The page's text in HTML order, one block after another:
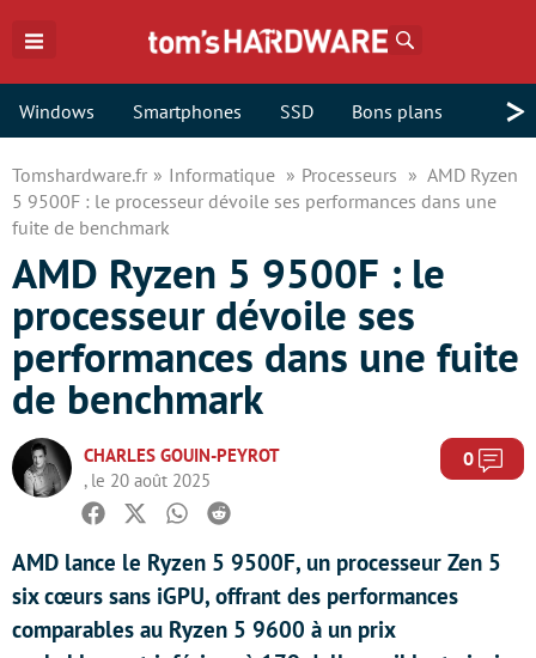
Windows Smartphones SSD Bons plans >
Tomshardware.fr Informatique Processeurs
AMD Ryzen
5 9500F : le processeur dévoile ses performances dans une
fuite de benchmark
AMD Ryzen 5 9500F : le
processeur dévoile ses
performances dans une fuite
de benchmark
CHARLES GOUIN-PEYROT
, le 20 août 2025
0
Facebook
TwitterWhatsapp
Reddit
AMD lance le Ryzen 5 9500F, un processeur Zen 5
six cœurs sans iGPU, offrant des performances
comparables au Ryzen 5 9600 à un prix